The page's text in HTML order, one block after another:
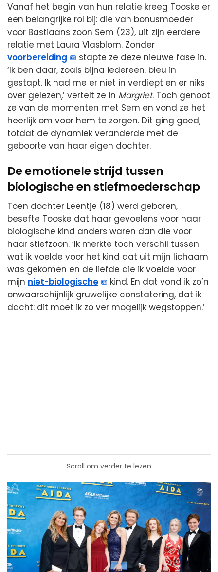
Vanaf het begin van hun relatie kreeg Tooske er
een belangrijke rol bij: die van bonusmoeder
voor Bastiaans zoon Sem (23), uit zijn eerdere
relatie met Laura Vlasblom. Zonder
voorbereiding
stapte ze deze nieuwe fase in.
‘Ik ben daar, zoals bijna iedereen, bleu in
gestapt. Ik had me er niet in verdiept en er niks
over gelezen,’ vertelt ze in Margriet. Toch genoot
ze van de momenten met Sem en vond ze het
heerlijk om voor hem te zorgen. Dit ging goed,
totdat de dynamiek veranderde met de
geboorte van haar eigen dochter.
De emotionele strijd tussen
biologische en stiefmoederschap
Toen dochter Leentje (18) werd geboren,
besefte Tooske dat haar gevoelens voor haar
biologische kind anders waren dan die voor
haar stiefzoon. ‘Ik merkte toch verschil tussen
wat ik voelde voor het kind dat uit mijn lichaam
was gekomen en de liefde die ik voelde voor
mijn niet-biologische
kind. En dat vond ik zo’n
onwaarschijnlijk gruwelijke constatering, dat ik
dacht: dit moet ik zo ver mogelijk wegstoppen.’
Scroll om verder te lezen